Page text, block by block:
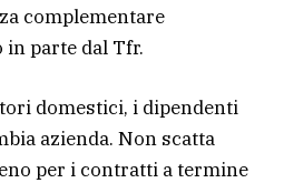
complementare
in parte dal Tfr.
domestici, i dipendenti
azienda. Non scatta
per i contratti a termine